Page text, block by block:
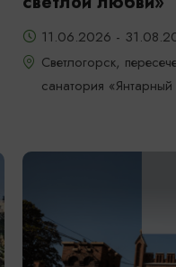
11.06.2026 -
Светлогорск,
санатория «Янтарный